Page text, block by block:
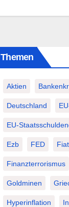
Themen
Aktien
Deutschland
EU-
Ezb FED
Finanzterrorismus
Goldminen
Hyperinflation